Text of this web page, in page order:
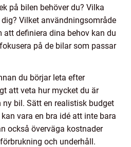
på bilen behöver du? Vilka
Vilket användningsområde
att definiera dina behov kan du
på de bilar som passar
du börjar leta efter
att veta hur mycket du är
bil. Sätt en realistisk budget
vara en bra idé att inte bara
också överväga kostnader
och underhåll.